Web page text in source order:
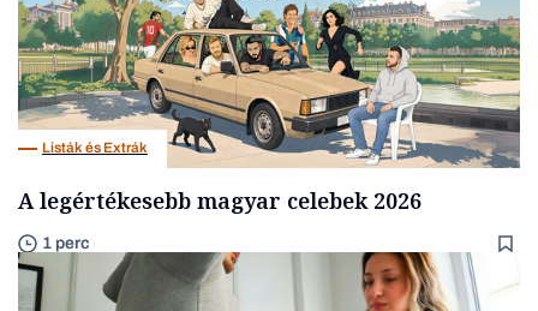
Listák és Extrák
A legértékesebb magyar celebek 2026
1 perc